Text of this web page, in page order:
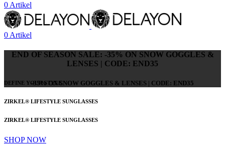
0 Artikel
0 Artikel
END OF SEASON SALE: -35% ON SNOW GOGGLES &
LENSES | CODE: END35
-35% ON SNOW GOGGLES & LENSES | CODE: END35
DEFINE YOUR STYLE
ZIRKEL® LIFESTYLE SUNGLASSES
ZIRKEL® LIFESTYLE SUNGLASSES
SHOP NOW